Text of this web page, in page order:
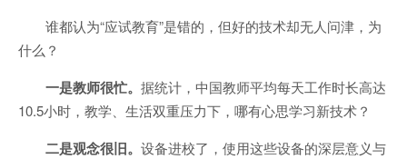
谁都认为“应试教育”是错的，但好的技术却无人问津，为
什么？
一是教师很忙。 据统计，中国教师平均每天工作时长高达
10.5小时，教学、生活双重压力下，哪有心思学习新技术？
二是观念很旧。 设备进校了，使用这些设备的深层意义与